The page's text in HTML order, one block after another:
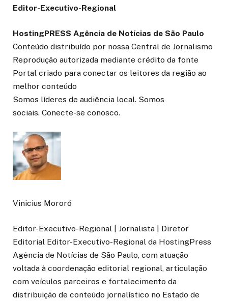
Editor-Executivo-Regional
HostingPRESS Agência de Notícias de São Paulo
Conteúdo distribuído por nossa Central de Jornalismo
Reprodução autorizada mediante crédito da fonte
Portal criado para conectar os leitores da região ao
melhor conteúdo
Somos líderes de audiência local. Somos
sociais. Conecte-se conosco.
Vinicius Mororó
Editor-Executivo-Regional | Jornalista | Diretor
Editorial Editor-Executivo-Regional da HostingPress
Agência de Notícias de São Paulo, com atuação
voltada à coordenação editorial regional, articulação
com veículos parceiros e fortalecimento da
distribuição de conteúdo jornalístico no Estado de